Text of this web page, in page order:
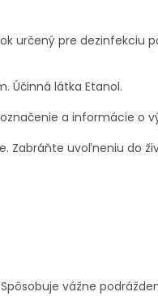
určený pre dezinfekciu
Účinná látka Etanol.
a informácie o
Zabráňte uvoľneniu do
vážne